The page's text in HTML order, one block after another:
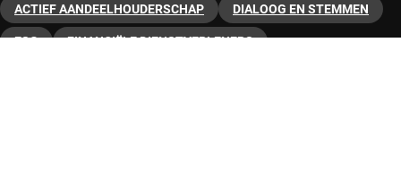
ACTIEF AANDEELHOUDERSCHAP DIALOOG EN STEMMEN
ESG FINANCIËLE DIENSTVERLENERS